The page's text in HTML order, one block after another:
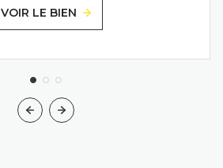
VOIR LE BIEN